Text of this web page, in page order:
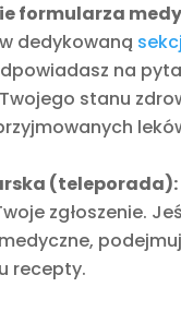
formularza
dedykowaną
na
stanu
(teleporada):
zgłoszenie.
recepty.